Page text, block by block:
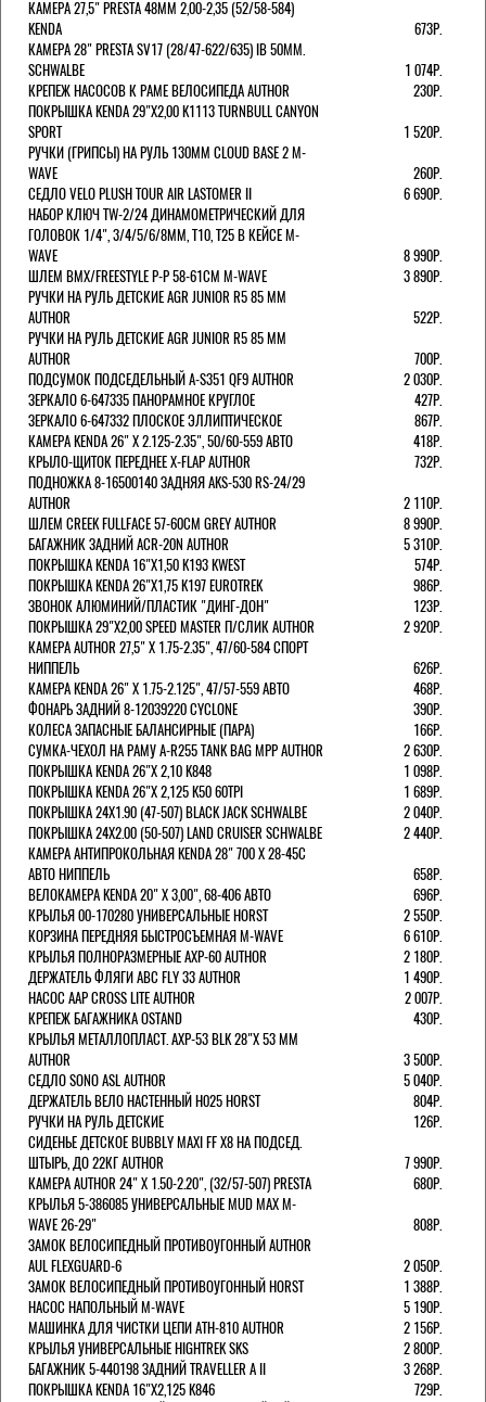
КАМЕРА 27,5" PRESTA 48ММ 2,00-2,35 (52/58-584)
KENDA
673Р.
КАМЕРА 28" PRESTA SV17 (28/47-622/635) IB 50MM.
SCHWALBE
1 074Р.
КРЕПЕЖ НАСОСОВ К РАМЕ ВЕЛОСИПЕДА AUTHOR
230Р.
ПОКРЫШКА KENDA 29"Х2,00 K1113 TURNBULL CANYON
SPORT
1 520Р.
РУЧКИ (ГРИПСЫ) НА РУЛЬ 130ММ CLOUD BASE 2 M-
WAVE
260Р.
СЕДЛО VELO PLUSH TOUR AIR LASTOMER II
6 690Р.
НАБОР КЛЮЧ TW-2/24 ДИНАМОМЕТРИЧЕСКИЙ ДЛЯ
ГОЛОВОК 1/4", 3/4/5/6/8ММ, T10, T25 В КЕЙСЕ M-
WAVE
8 990Р.
ШЛЕМ ВМХ/FREESTYLE Р-Р 58-61СМ M-WAVE
3 890Р.
РУЧКИ НА РУЛЬ ДЕТСКИЕ AGR JUNIOR R5 85 ММ
AUTHOR
522Р.
РУЧКИ НА РУЛЬ ДЕТСКИЕ AGR JUNIOR R5 85 ММ
AUTHOR
700Р.
ПОДСУМОК ПОДСЕДЕЛЬНЫЙ A-S351 QF9 AUTHOR
2 030Р.
ЗЕРКАЛО 6-647335 ПАНОРАМНОЕ КРУГЛОЕ
427Р.
ЗЕРКАЛО 6-647332 ПЛОСКОЕ ЭЛЛИПТИЧЕСКОЕ
867Р.
КАМЕРА KENDA 26" Х 2.125-2.35", 50/60-559 АВТО
418Р.
КРЫЛО-ЩИТОК ПЕРЕДНЕЕ X-FLAP AUTHOR
732Р.
ПОДНОЖКА 8-16500140 ЗАДНЯЯ AKS-530 RS-24/29
AUTHOR
2 110Р.
ШЛЕМ CREEK FULLFACE 57-60СМ GREY AUTHOR
8 990Р.
БАГАЖНИК ЗАДНИЙ ACR-20N AUTHOR
5 310Р.
ПОКРЫШКА KENDA 16"Х1,50 K193 KWEST
574Р.
ПОКРЫШКА KENDA 26"Х1,75 K197 EUROTREK
986Р.
ЗВОНОК АЛЮМИНИЙ/ПЛАСТИК "ДИНГ-ДОН"
123Р.
ПОКРЫШКА 29"Х2,00 SPEED MASTER П/СЛИК AUTHOR
2 920Р.
КАМЕРА AUTHOR 27,5" Х 1.75-2.35", 47/60-584 СПОРТ
НИППЕЛЬ
626Р.
КАМЕРА KENDA 26" Х 1.75-2.125", 47/57-559 АВТО
468Р.
ФОНАРЬ ЗАДНИЙ 8-12039220 CYCLONE
390Р.
КОЛЕСА ЗАПАСНЫЕ БАЛАНСИРНЫЕ (ПАРА)
166Р.
CУМКА-ЧЕХОЛ НА РАМУ A-R255 TANK BAG MPP AUTHOR
2 630Р.
ПОКРЫШКА KENDA 26"Х 2,10 K848
1 098Р.
ПОКРЫШКА KENDA 26"Х 2,125 K50 60TPI
1 689Р.
ПОКРЫШКА 24X1.90 (47-507) BLACK JACK SCHWALBE
2 040Р.
ПОКРЫШКА 24X2.00 (50-507) LAND CRUISER SCHWALBE
2 440Р.
КАМЕРА АНТИПРОКОЛЬНАЯ KENDA 28" 700 Х 28-45C
АВТО НИППЕЛЬ
658Р.
ВЕЛОКАМЕРА KENDA 20" Х 3,00", 68-406 АВТО
696Р.
КРЫЛЬЯ 00-170280 УНИВЕРСАЛЬНЫЕ HORST
2 550Р.
КОРЗИНА ПЕРЕДНЯЯ БЫСТРОСЪЕМНАЯ M-WAVE
6 610Р.
КРЫЛЬЯ ПОЛНОРАЗМЕРНЫЕ AXP-60 AUTHOR
2 180Р.
ДЕРЖАТЕЛЬ ФЛЯГИ АВС FLY 33 AUTHOR
1 490Р.
НАСОС AAP CROSS LITE AUTHOR
2 007Р.
КРЕПЕЖ БАГАЖНИКА OSTAND
430Р.
КРЫЛЬЯ МЕТАЛЛОПЛАСТ. AXP-53 BLK 28"Х 53 ММ
AUTHOR
3 500Р.
СЕДЛО SONO ASL AUTHOR
5 040Р.
ДЕРЖАТЕЛЬ ВЕЛО НАСТЕННЫЙ H025 HORST
804Р.
РУЧКИ НА РУЛЬ ДЕТСКИЕ
126Р.
СИДЕНЬЕ ДЕТСКОЕ BUBBLY MAXI FF X8 НА ПОДСЕД.
ШТЫРЬ, ДО 22КГ AUTHOR
7 990Р.
КАМЕРА AUTHOR 24" Х 1.50-2.20", (32/57-507) PRESTA
680Р.
КРЫЛЬЯ 5-386085 УНИВЕРСАЛЬНЫЕ MUD MAX M-
WAVE 26-29"
808Р.
ЗАМОК ВЕЛОСИПЕДНЫЙ ПРОТИВОУГОННЫЙ AUTHOR
AUL FLEXGUARD-6
2 050Р.
ЗАМОК ВЕЛОСИПЕДНЫЙ ПРОТИВОУГОННЫЙ HORST
1 388Р.
НАСОС НАПОЛЬНЫЙ M-WAVE
5 190Р.
МАШИНКА ДЛЯ ЧИСТКИ ЦЕПИ ATH-810 AUTHOR
2 156Р.
КРЫЛЬЯ УНИВЕРСАЛЬНЫЕ HIGHTREK SKS
2 800Р.
БАГАЖНИК 5-440198 ЗАДНИЙ TRAVELLER A II
3 268Р.
ПОКРЫШКА KENDA 16"Х2,125 K846
729Р.